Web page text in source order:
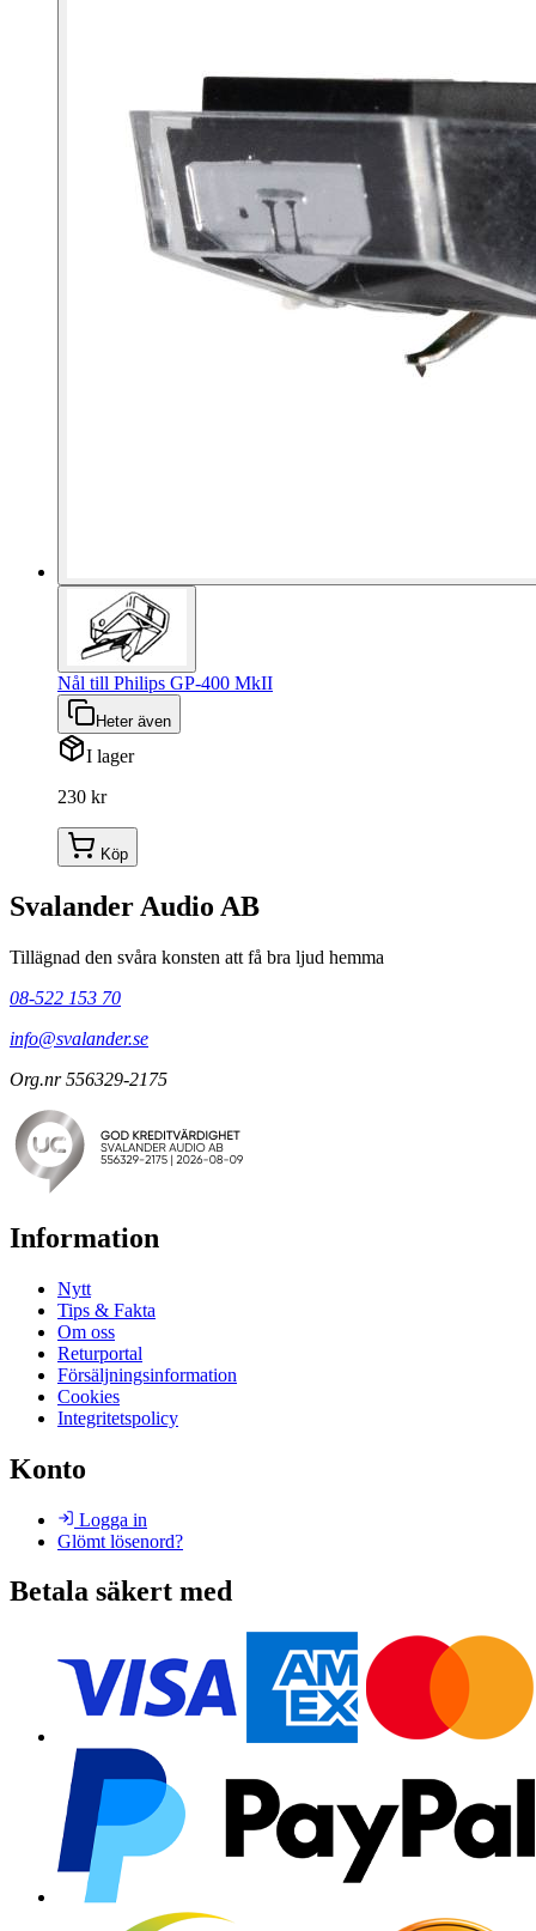
Nål till Philips GP-400 MkII
Heter även
I lager
230 kr
Köp
Svalander Audio AB
Tillägnad den svåra konsten att få bra ljud hemma
08-522 153 70
info@svalander.se
Org.nr 556329-2175
Information
Nytt
Tips & Fakta
Om oss
Returportal
Försäljningsinformation
Cookies
Integritetspolicy
Konto
Logga in
Glömt lösenord?
Betala säkert med